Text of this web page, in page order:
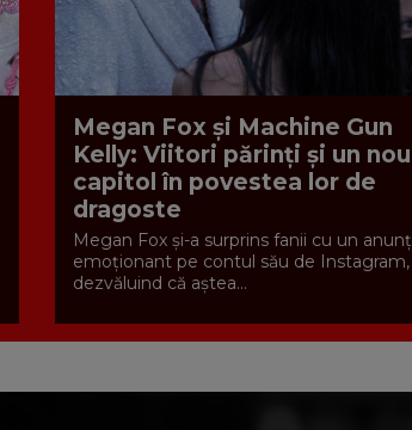
Megan Fox și Machine Gun
Kelly: Viitori părinți și un nou
capitol în povestea lor de
dragoste
Megan Fox și-a surprins fanii cu un anunț
emoționant pe contul său de Instagram,
dezvăluind că aștea...